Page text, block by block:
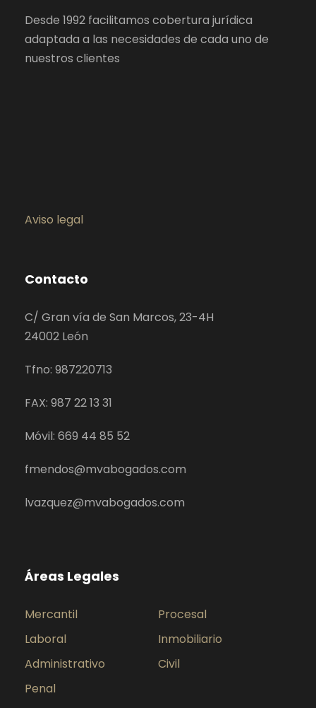
Desde 1992 facilitamos cobertura jurídica
adaptada a las necesidades de cada uno de
nuestros clientes
Aviso legal
Contacto
C/ Gran vía de San Marcos, 23-4H
24002 León
Tfno: 987220713
FAX: 987 22 13 31
Móvil: 669 44 85 52
fmendos@mvabogados.com
lvazquez@mvabogados.com
Áreas Legales
Mercantil
Procesal
Laboral
Inmobiliario
Administrativo
Civil
Penal